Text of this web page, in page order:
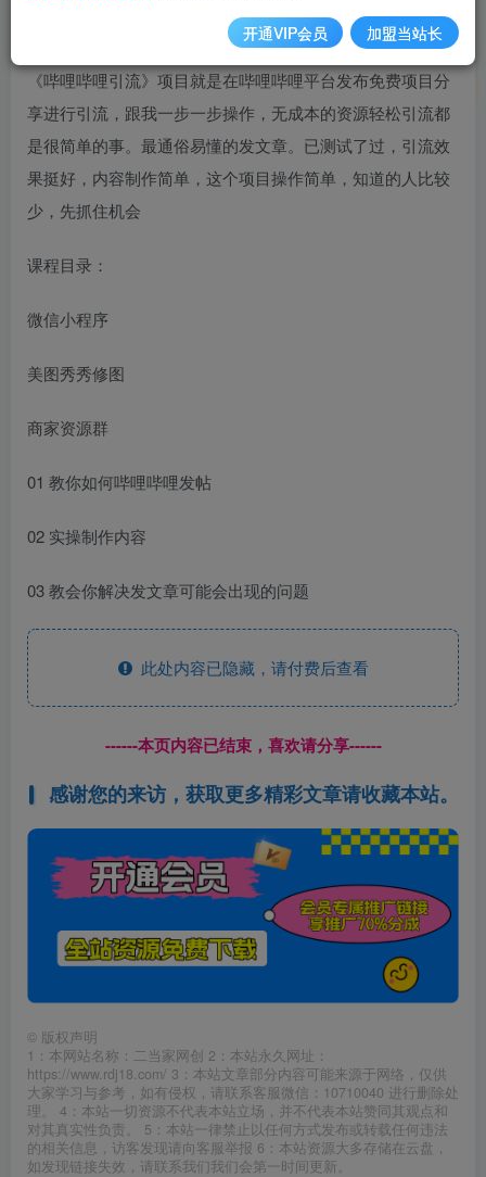
《哔哩哔哩引流》项目就是在哔哩哔哩平台发布免费项目分
享进行引流，跟我一步一步操作，无成本的资源轻松引流都
是很简单的事。最通俗易懂的发文章。已测试了过，引流效
果挺好，内容制作简单，这个项目操作简单，知道的人比较
少，先抓住机会
课程目录：
微信小程序
美图秀秀修图
商家资源群
01 教你如何哔哩哔哩发帖
02 实操制作内容
03 教会你解决发文章可能会出现的问题
此处内容已隐藏，请付费后查看
------本页内容已结束，喜欢请分享------
感谢您的来访，获取更多精彩文章请收藏本站。
© 版权声明
1：本网站名称：二当家网创 2：本站永久网址：
https://www.rdj18.com/ 3：本站文章部分内容可能来源于网络，仅供
大家学习与参考，如有侵权，请联系客服微信：10710040 进行删除处
理。 4：本站一切资源不代表本站立场，并不代表本站赞同其观点和
对其真实性负责。 5：本站一律禁止以任何方式发布或转载任何违法
的相关信息，访客发现请向客服举报 6：本站资源大多存储在云盘，
如发现链接失效，请联系我们我们会第一时间更新。
开通VIP会员 加盟当站长